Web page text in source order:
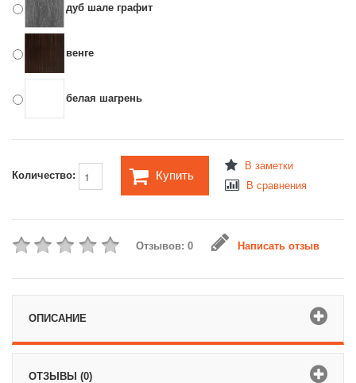
дуб шале графит
венге
белая шагрень
Количество: Купить
В заметки
В сравнения
Отзывов: 0 Написать отзыв
ОПИСАНИЕ
ОТЗЫВЫ (0)